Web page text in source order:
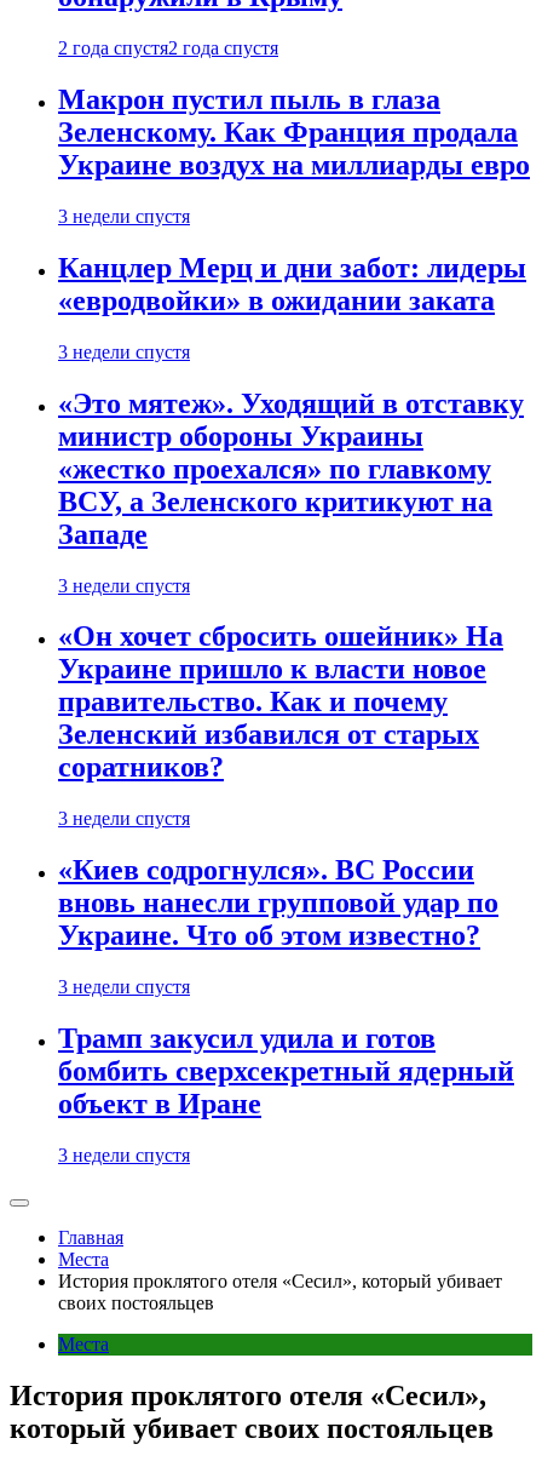
2 года спустя2 года спустя
Макрон пустил пыль в глаза
Зеленскому. Как Франция продала
Украине воздух на миллиарды евро
3 недели спустя
Канцлер Мерц и дни забот: лидеры
«евродвойки» в ожидании заката
3 недели спустя
«Это мятеж». Уходящий в отставку
министр обороны Украины
«жестко проехался» по главкому
ВСУ, а Зеленского критикуют на
Западе
3 недели спустя
«Он хочет сбросить ошейник» На
Украине пришло к власти новое
правительство. Как и почему
Зеленский избавился от старых
соратников?
3 недели спустя
«Киев содрогнулся». ВС России
вновь нанесли групповой удар по
Украине. Что об этом известно?
3 недели спустя
Трамп закусил удила и готов
бомбить сверхсекретный ядерный
объект в Иране
3 недели спустя
Главная
Места
История проклятого отеля «Сесил», который убивает
своих постояльцев
Места
История проклятого отеля «Сесил»,
который убивает своих постояльцев